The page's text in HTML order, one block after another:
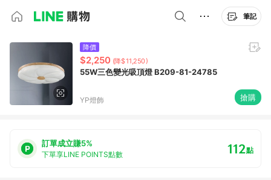
筆記
降價
$2,250 (降$11,250)
55W三色變光吸頂燈 B209-81-24785
YP燈飾 搶購
訂單成立賺5%
下單享LINE POINTS點數 112點